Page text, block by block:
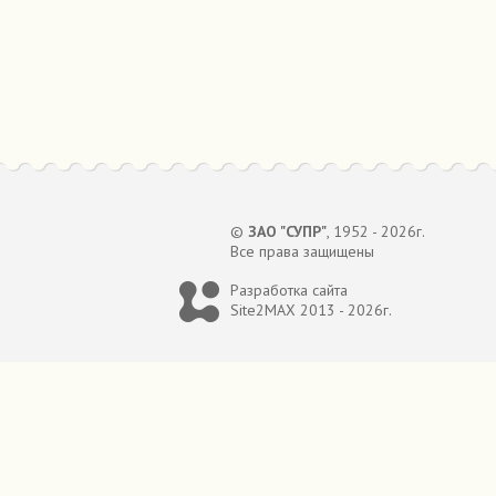
© ЗАО "СУПР", 1952 - 2026г.
Все права защищены
Разработка сайта
Site2MAX 2013 - 2026г.